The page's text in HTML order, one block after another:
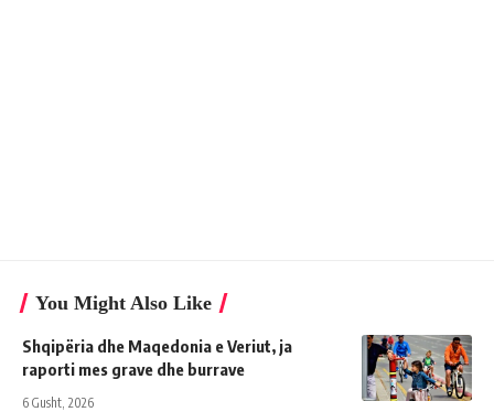
You Might Also Like
Shqipëria dhe Maqedonia e Veriut, ja
raporti mes grave dhe burrave
6 Gusht, 2026